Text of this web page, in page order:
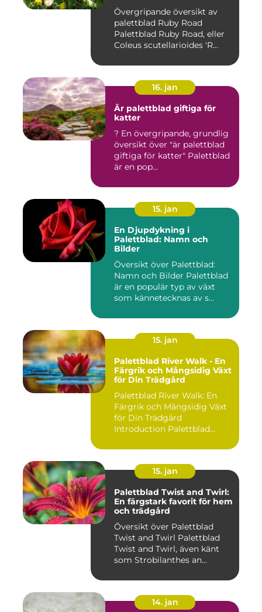
Övergripande översikt av
palettblad Ruby Road
Palettblad Ruby Road, eller
Coleus scutellarioides 'R...
16. jan
Är palettblad giftiga för
katter
? En övergripande, grundlig
översikt över "är palettblad
giftiga för katter" Palettblad
är en pop...
15. jan
En Djupdykning i
Palettblad: Namn och
Bilder
Översikt över Palettblad:
Namn och Bilder Palettblad
är en populär typ av växt
som kännetecknas av s...
15. jan
Palettblad River Walk - En
Färgrik och Mångsidig Växt
för Din Trädgård
Palettblad River Walk: En
Färgrik och Mångsidig Växt
för Din Trädgård
Introduction Palettblad
15. jan
Palettblad Twist and Twirl:
En färgstark favorit för hem
och trädgård
Översikt över Palettblad
Twist and Twirl Palettblad
Twist and Twirl, även känt
som Strobilanthes an...
14. jan